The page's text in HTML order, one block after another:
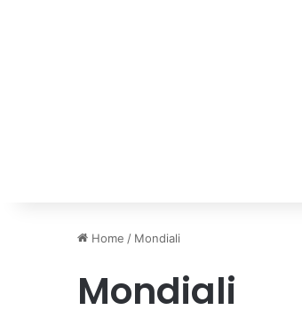
Home / Mondiali
Mondiali